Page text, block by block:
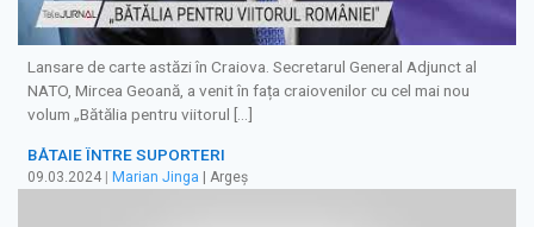
Lansare de carte astăzi în Craiova. Secretarul General Adjunct al
NATO, Mircea Geoană, a venit în fața craiovenilor cu cel mai nou
volum „Bătălia pentru viitorul […]
BĂTAIE ÎNTRE SUPORTERI
09.03.2024 Marian Jinga | Argeș